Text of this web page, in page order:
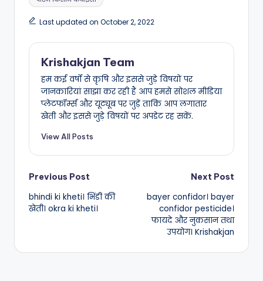
Last updated on October 2, 2022
Krishakjan Team
हम कई वर्षों से कृषि और इससे जुड़े विषयों पर
जानकारियां साझा कर रही हैं आप हमसे सोशल मीडिया
प्लेटफॉर्म्स और यूट्यूब पर जुड़ें ताकि आप लगातार
खेती और इससे जुड़े विषयों पर अपडेट रह सकें.
View All Posts
Post
navigation
Previous Post
bhindi ki kheti। भिंडी की
खेती। okra ki kheti।
Next Post
bayer confidor। bayer
confidor pesticide।
फायदे और नुकसान तथा
उपयोग। Krishakjan